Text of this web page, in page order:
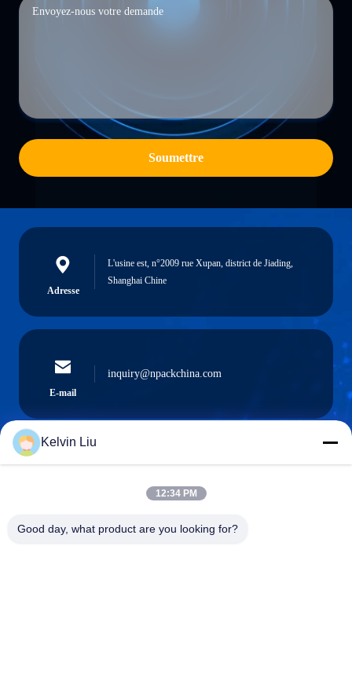
Soumettre
Adresse
L'usine est, n°2009 rue Xupan, district de Jiading,
Shanghai Chine
E-mail
inquiry@npackchina.com
Kelvin Liu
12:34 PM
Good day, what product are you looking for?